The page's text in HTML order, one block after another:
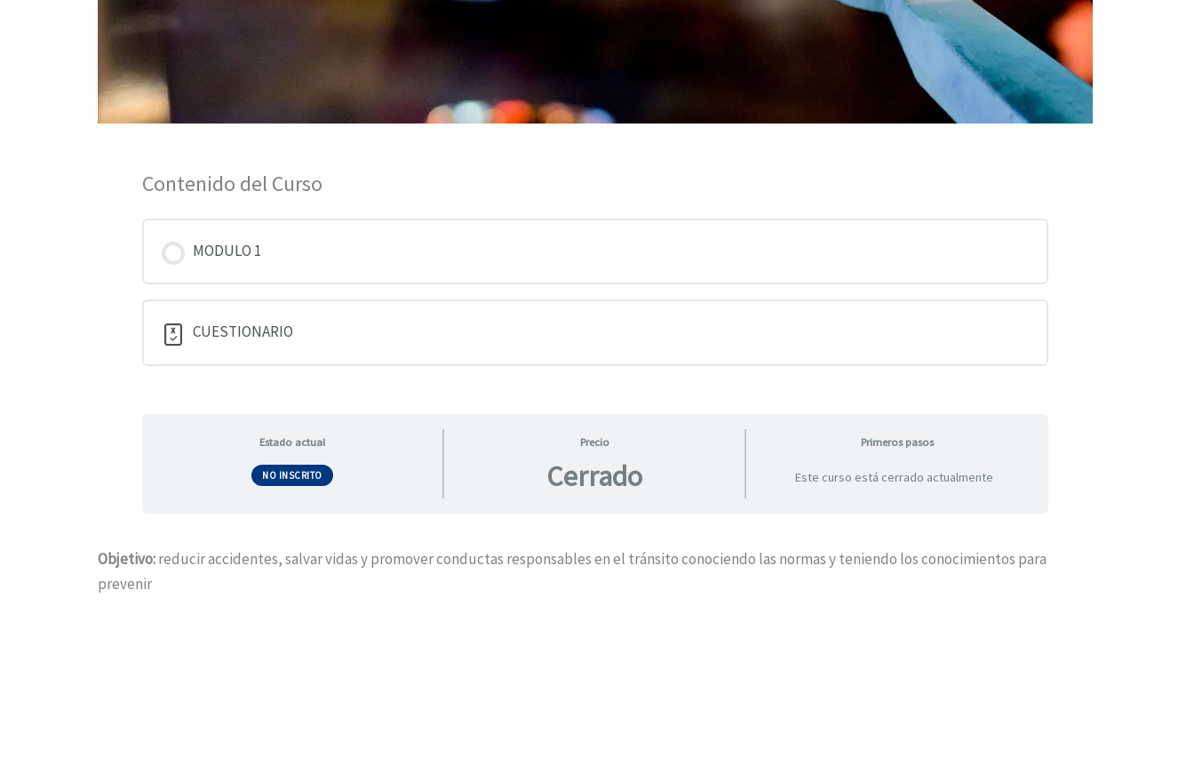
Contenido del Curso
MODULO 1
CUESTIONARIO
Estado actual
NO INSCRITO
Precio
Cerrado
Primeros pasos
Este curso está cerrado actualmente
Objetivo:reducir accidentes, salvar vidas y promover conductas responsables en el tránsito conociendo las normas y teniendo los conocimientos para
prevenir